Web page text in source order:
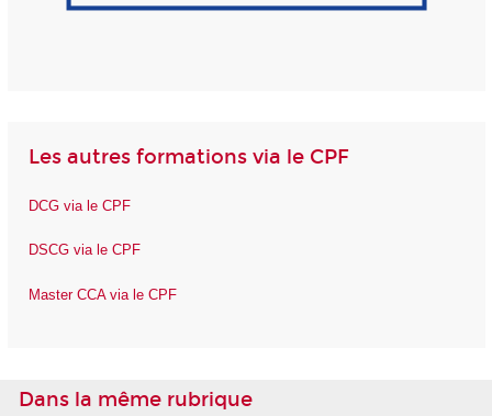
Les autres formations via le CPF
DCG via le CPF
DSCG via le CPF
Master CCA via le CPF
Dans la même rubrique